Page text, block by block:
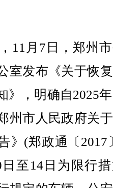
月7日，郑州市
室发布《关于恢
》，明确自2025
州市人民政府关
》(郑政通〔2017
至14日为限行